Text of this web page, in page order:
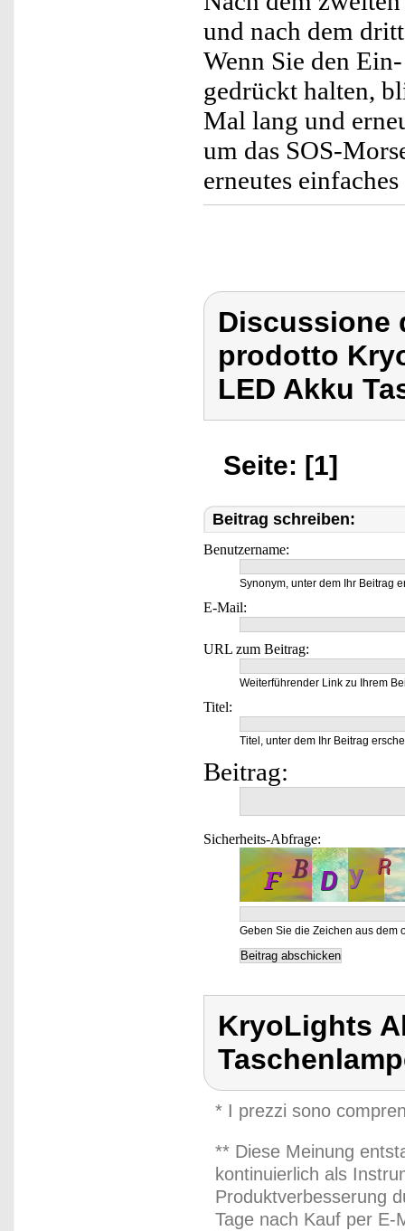
und nach dem
Wenn Sie den
gedrückt halten,
Mal lang und
um das SOS-
erneutes
Discussione
prodotto
LED Akku
Seite: [1]
Beitrag schreiben:
Benutzername:
Synonym, unter dem Ihr Beitrag
E-Mail:
URL zum Beitrag:
Weiterführender Link zu Ihrem
Titel:
Titel, unter dem Ihr Beitrag
Beitrag:
Sicherheits-Abfrage:
Geben Sie die Zeichen aus dem
KryoLights
* I prezzi sono
** Diese Meinung
kontinuierlich als
Produktverbesserung
Tage nach Kauf per E-